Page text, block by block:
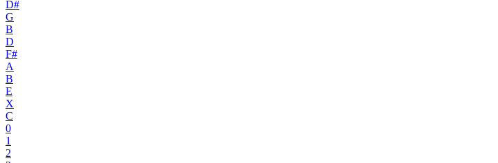
D#
G
B
D
F#
A
B
E
X
C
0
1
2